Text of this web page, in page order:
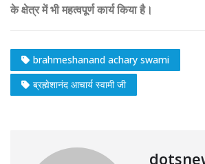
के क्षेत्र में भी महत्वपूर्ण कार्य किया है।
brahmeshanand achary swami
ब्रह्मेशानंद आचार्य स्वामी जी